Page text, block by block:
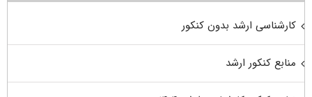
کارشناسی ارشد بدون کنکور
منابع کنکور ارشد